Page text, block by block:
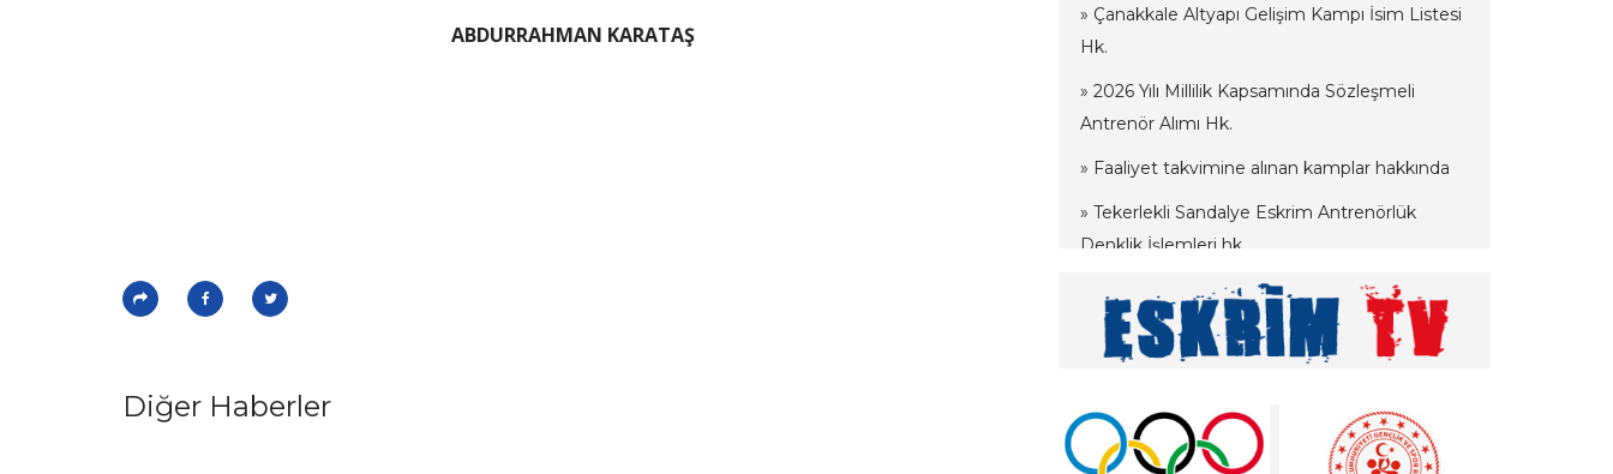
ABDURRAHMAN KARATAŞ
Diğer Haberler
» Çanakkale Altyapı Gelişim Kampı İsim Listesi
Hk.
» 2026 Yılı Millilik Kapsamında Sözleşmeli
Antrenör Alımı Hk.
» Faaliyet takvimine alınan kamplar hakkında
» Tekerlekli Sandalye Eskrim Antrenörlük
Denklik İşlemleri hk.
» Vakıf Üniversiteleri Milli Sporcu Eğitim Bursu
2026 Yılı Başvuruları hk.
» 2026 Yılı Hakem Geç Vize İşlemleri hk.
» ÖDEME İŞLEMLERİ HAKKINDA ÖNEMLİ
DUYURU!